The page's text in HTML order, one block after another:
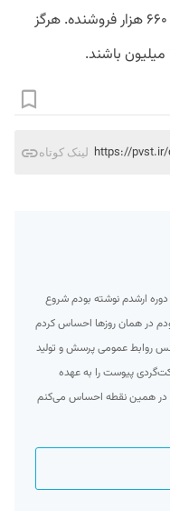
اینستاگرام ۴۴ میلیون کاربر ایرانی دارد و ۶۶۰ هزار فروشنده. هرگز
لینک کوتاه https://pvst.ir/
ارشدم نوشته بودم شروع
بودم در همان روزها احساس کردم
از دی ۹۸ با کار در آژانس روابط عمومی پرسش و تولید
پیوست را به عهده
و در همین نقطه احساس می‌کنم